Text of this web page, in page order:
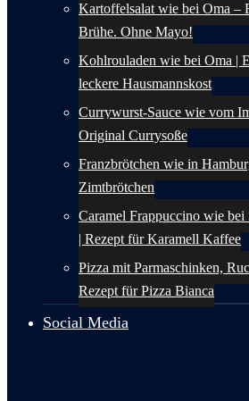
Kartoffelsalat wie bei Oma –
Brühe. Ohne Mayo!
Kohlrouladen wie bei Oma |
leckere Hausmannskost
Currywurst-Sauce wie vom
Original Currysoße
Franzbrötchen wie in
Zimtbrötchen
Caramel Frappuccino wie bei
| Rezept für Karamell Kaffee
Pizza mit Parmaschinken,
Rezept für Pizza Bianca
Social Media